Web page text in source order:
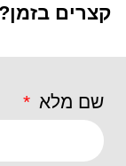
קצרים
שם מלא